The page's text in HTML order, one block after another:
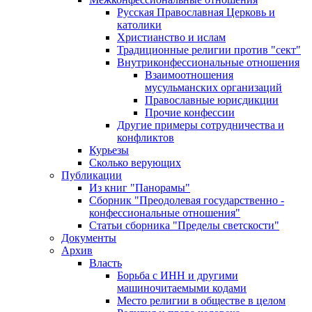
Русская Православная Церковь и
католики
Христианство и ислам
Традиционные религии против "сект"
Внутриконфессиональные отношения
Взаимоотношения
мусульманских организаций
Православные юрисдикции
Прочие конфессии
Другие примеры сотрудничества и
конфликтов
Курьезы
Сколько верующих
Публикации
Из книг "Панорамы"
Сборник "Преодолевая государственно -
конфессиональные отношения"
Статьи сборника "Пределы светскости"
Документы
Архив
Власть
Борьба с ИНН и другими
машиночитаемыми кодами
Место религии в обществе в целом